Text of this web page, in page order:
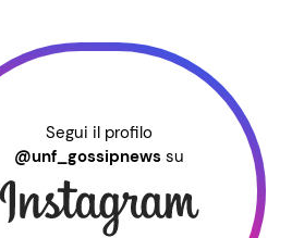
Segui il profilo
@unf_gossipnews su